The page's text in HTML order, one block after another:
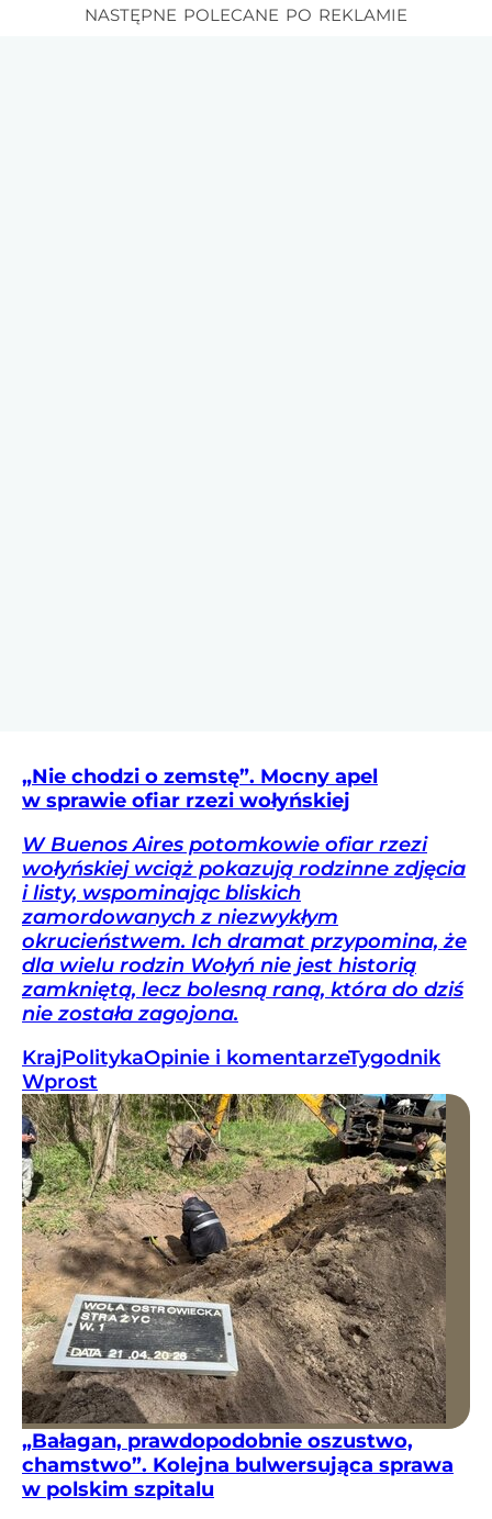
„Nie chodzi o zemstę”. Mocny apel
w sprawie ofiar rzezi wołyńskiej
W Buenos Aires potomkowie ofiar rzezi
wołyńskiej wciąż pokazują rodzinne zdjęcia
i listy, wspominając bliskich
zamordowanych z niezwykłym
okrucieństwem. Ich dramat przypomina, że
dla wielu rodzin Wołyń nie jest historią
zamkniętą, lecz bolesną raną, która do dziś
nie została zagojona.
KrajPolitykaOpinie i komentarzeTygodnik
Wprost
„Bałagan, prawdopodobnie oszustwo,
chamstwo”. Kolejna bulwersująca sprawa
w polskim szpitalu